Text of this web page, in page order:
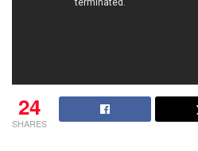
24
SHARES